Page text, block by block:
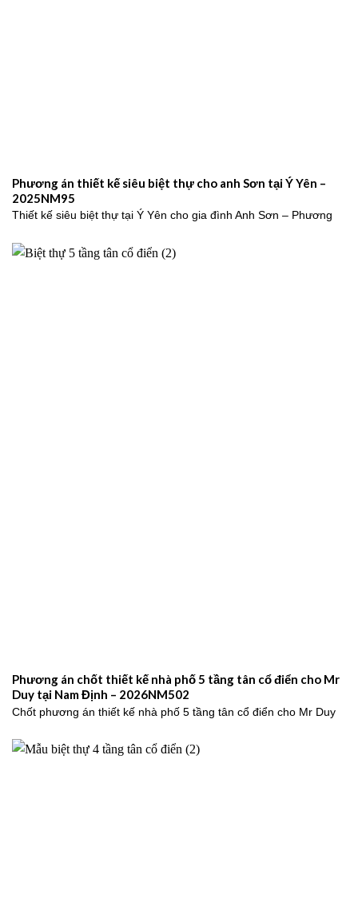
Phương án thiết kế siêu biệt thự cho anh Sơn tại Ý Yên –
2025NM95
Thiết kế siêu biệt thự tại Ý Yên cho gia đình Anh Sơn – Phương
Phương án chốt thiết kế nhà phố 5 tầng tân cổ điển cho Mr
Duy tại Nam Định – 2026NM502
Chốt phương án thiết kế nhà phố 5 tầng tân cổ điển cho Mr Duy